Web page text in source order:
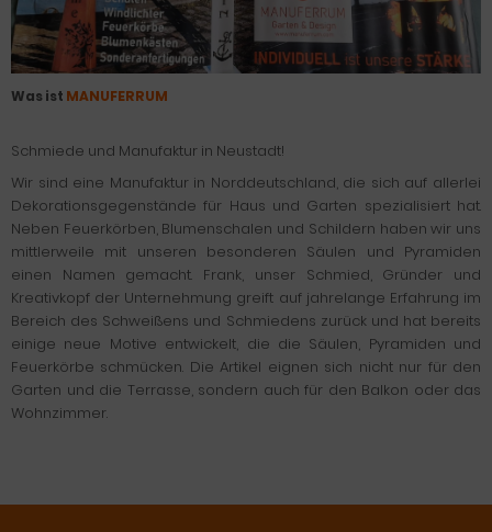
Was ist MANUFERRUM
Schmiede und Manufaktur in Neustadt!
Wir sind eine Manufaktur in Norddeutschland, die sich auf allerlei
Dekorationsgegenstände für Haus und Garten spezialisiert hat.
Neben Feuerkörben, Blumenschalen und Schildern haben wir uns
mittlerweile mit unseren besonderen Säulen und Pyramiden
einen Namen gemacht. Frank, unser Schmied, Gründer und
Kreativkopf der Unternehmung greift auf jahrelange Erfahrung im
Bereich des Schweißens und Schmiedens zurück und hat bereits
einige neue Motive entwickelt, die die Säulen, Pyramiden und
Feuerkörbe schmücken. Die Artikel eignen sich nicht nur für den
Garten und die Terrasse, sondern auch für den Balkon oder das
Wohnzimmer.